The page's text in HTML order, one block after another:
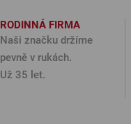
RODINNÁ FIRMA
Naši značku držíme
pevně v rukách.
Už 35 let.